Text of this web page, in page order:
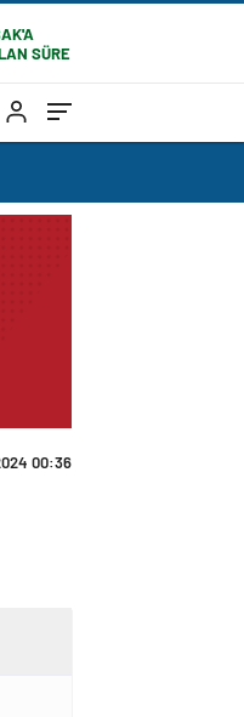
SÜRE
00:36